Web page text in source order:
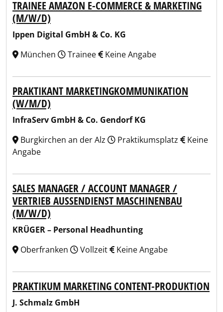
TRAINEE AMAZON E-COMMERCE & MARKETING
(M/W/D)
Ippen Digital GmbH & Co. KG
München
Trainee Keine Angabe
PRAKTIKANT MARKETINGKOMMUNIKATION
(W/M/D)
InfraServ GmbH & Co. Gendorf KG
Burgkirchen an der Alz
Praktikumsplatz
Keine
Angabe
SALES MANAGER / ACCOUNT MANAGER /
VERTRIEB AUSSENDIENST MASCHINENBAU (
M/W/D)
KRÜGER – Personal Headhunting
Oberfranken
Vollzeit Keine Angabe
PRAKTIKUM MARKETING CONTENT-PRODUKTION
J. Schmalz GmbH